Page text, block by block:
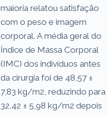
maioria relatou satisfação
com o peso e imagem
corporal. A média geral do
Índice de Massa Corporal
(IMC) dos indivíduos antes
da cirurgia foi de 48,57 ±
7,83 kg/m2, reduzindo para
32,42 ± 5,98 kg/m2 depois